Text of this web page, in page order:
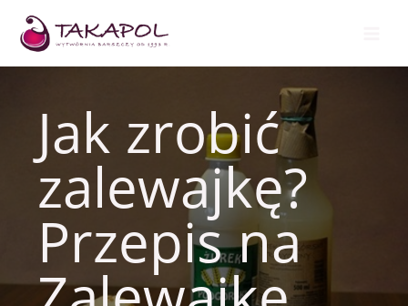
treści
Jak zrobić
zalewajkę?
Przepis na